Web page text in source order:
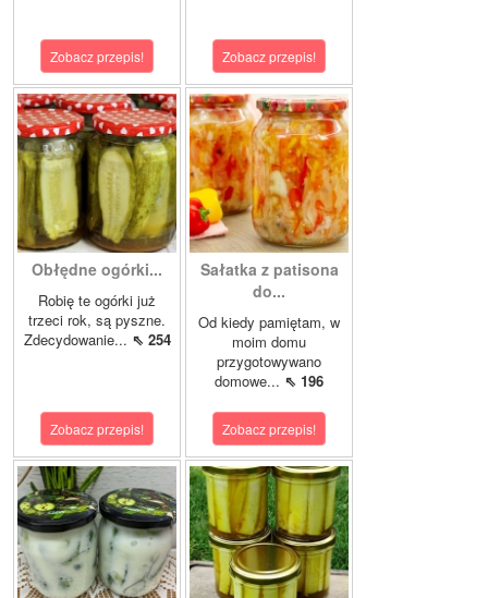
Zobacz przepis! Zobacz przepis!
Obłędne ogórki...
Robię te ogórki już
trzeci rok, są pyszne.
Zdecydowanie... ⇖ 254
Zobacz przepis!
Sałatka z patisona
do...
Od kiedy pamiętam, w
moim domu
przygotowywano
domowe... ⇖ 196
Zobacz przepis!